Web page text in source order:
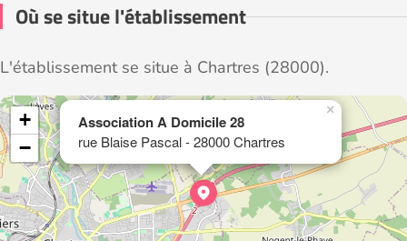
Où se situe l'établissement
L'établissement se situe à Chartres (28000).
Association A Domicile 28
rue Blaise Pascal - 28000 Chartres
×
+
−